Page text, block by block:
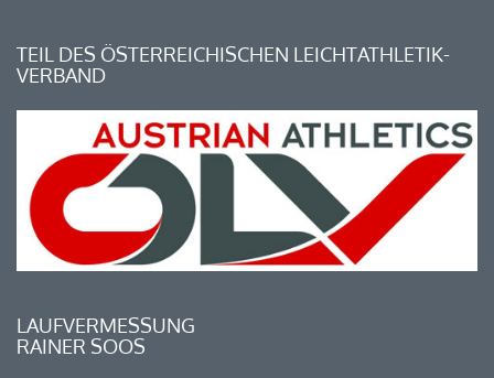
TEIL DES ÖSTERREICHISCHEN LEICHTATHLETIK-
VERBAND
LAUFVERMESSUNG
RAINER SOOS